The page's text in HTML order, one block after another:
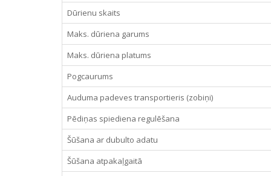
Dūrienu skaits
Maks. dūriena garums
Maks. dūriena platums
Pogcaurums
Auduma padeves transportieris (zobiņi)
Pēdiņas spiediena regulēšana
Šūšana ar dubulto adatu
Šūšana atpakaļgaitā